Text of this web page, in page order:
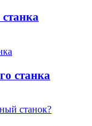
станка